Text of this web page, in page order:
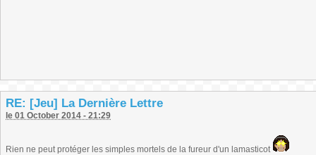
RE: [Jeu] La Dernière Lettre
le 01 October 2014 - 21:29
Rien ne peut protéger les simples mortels de la fureur d'un lamasticot